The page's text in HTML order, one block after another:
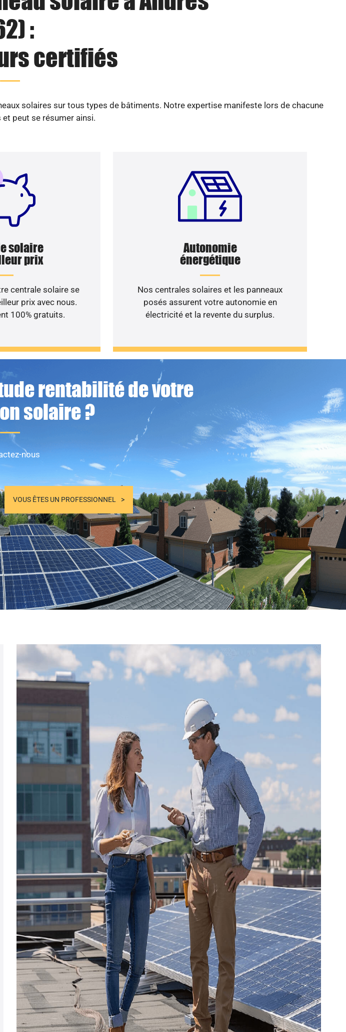
:
certifiés
solaires sur tous types de bâtiments. Notre expertise manifeste lors de chacune
peut se résumer ainsi.
solaire
prix
centrale solaire se
prix avec nous.
100% gratuits.
Autonomie
énergétique
Nos centrales solaires et les panneaux
posés assurent votre autonomie en
électricité et la revente du surplus.
rentabilité de votre
solaire ?
nous
VOUS ÊTES UN PROFESSIONNEL